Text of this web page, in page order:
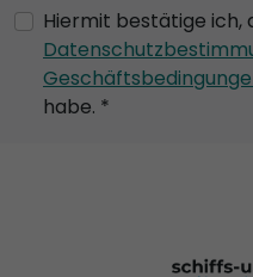
Hiermit bestätige ich,
habe. *